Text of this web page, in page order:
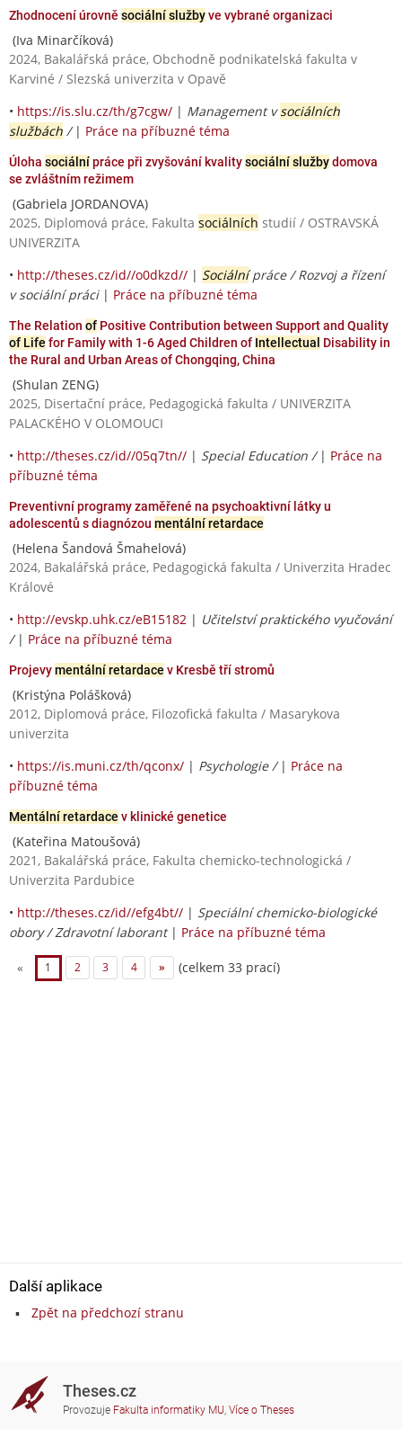
Zhodnocení úrovně sociální službyve vybrané organizaci
(Iva Minarčíková)
2024, Bakalářská práce, Obchodně podnikatelská fakulta v
Karviné / Slezská univerzita v Opavě
• https://is.slu.cz/th/g7cgw/ | Management vsociálních
službách / | Práce na příbuzné téma
Úloha sociálnípráce při zvyšování kvalitysociální službydomova
se zvláštním režimem
(Gabriela JORDANOVA)
2025, Diplomová práce, Fakulta sociálních studií / OSTRAVSKÁ
UNIVERZITA
• http://theses.cz/id//o0dkzd// | Sociálnípráce / Rozvoj a řízení
v sociální práci| Práce na příbuzné téma
The Relation of Positive Contribution between Support and Quality
of Life for Family with 1-6 Aged Children of Intellectual Disability in
the Rural and Urban Areas of Chongqing, China
(Shulan ZENG)
2025, Disertační práce, Pedagogická fakulta / UNIVERZITA
PALACKÉHO V OLOMOUCI
• http://theses.cz/id//05q7tn// | Special Education / | Práce na
příbuzné téma
Preventivní programy zaměřené na psychoaktivní látky u
adolescentů s diagnózou mentální retardace
(Helena Šandová Šmahelová)
2024, Bakalářská práce, Pedagogická fakulta / Univerzita Hradec
Králové
• http://evskp.uhk.cz/eB15182 | Učitelství praktického vyučování
/ | Práce na příbuzné téma
Projevymentální retardace v Kresbě tří stromů
(Kristýna Polášková)
2012, Diplomová práce, Filozofická fakulta / Masarykova
univerzita
• https://is.muni.cz/th/qconx/ | Psychologie / | Práce na
příbuzné téma
Mentální retardace v klinické genetice
(Kateřina Matoušová)
2021, Bakalářská práce, Fakulta chemicko-technologická /
Univerzita Pardubice
• http://theses.cz/id//efg4bt// | Speciální chemicko-biologické
obory / Zdravotní laborant| Práce na příbuzné téma
« 1 2 3 4 » (celkem 33 prací)
Další aplikace
Zpět na předchozí stranu
Theses.cz
Provozuje Fakulta informatiky MU, Více o Theses